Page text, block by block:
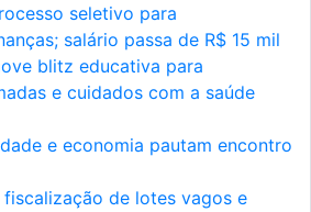
seletivo para
salário passa de R$ 15 mil
blitz educativa para
e cuidados com a saúde
e economia pautam encontro
de lotes vagos e